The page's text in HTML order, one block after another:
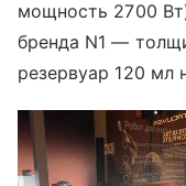
мощность 2700
бренда N1 —
резервуар 120 мл